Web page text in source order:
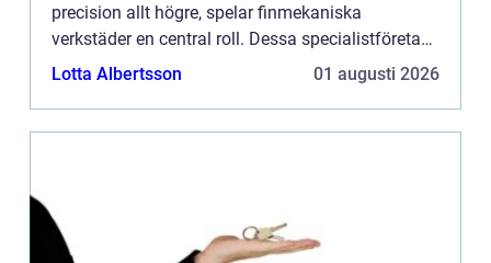
precision allt högre, spelar finmekaniska
verkstäder en central roll. Dessa specialistföretag
utgör hjärtat av den avancerade ti...
Lotta Albertsson 01 augusti 2026